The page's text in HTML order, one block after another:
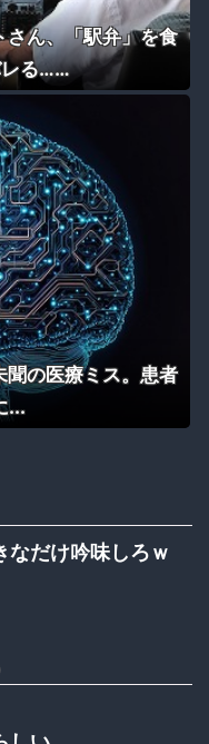
ん、「駅弁」を食
レる……
の医療ミス。患者
...
なだけ吟味しろｗ